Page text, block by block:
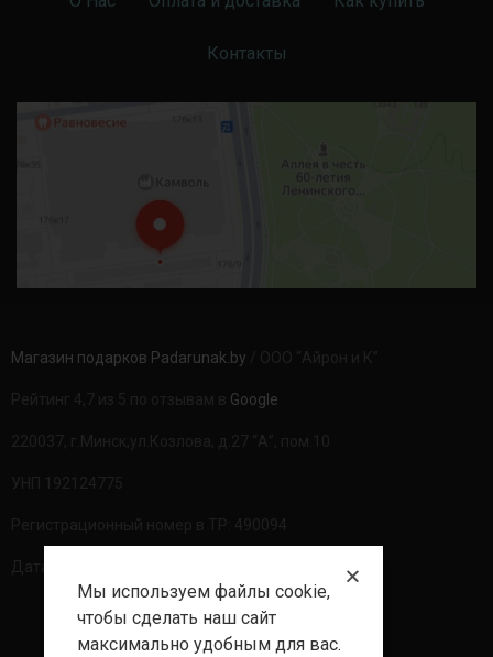
Контакты
Магазин подарков Padarunak.by
Google
Мы используем файлы cookie,
чтобы сделать наш сайт
максимально удобным для вас.